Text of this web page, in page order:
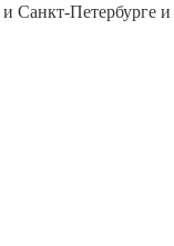
Петербурге и